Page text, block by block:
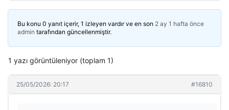
Bu konu 0 yanıt içerir, 1 izleyen vardır ve en son 2 ay 1 hafta önce
admin tarafından güncellenmiştir.
1 yazı görüntüleniyor (toplam 1)
25/05/2026: 20:17 #16810